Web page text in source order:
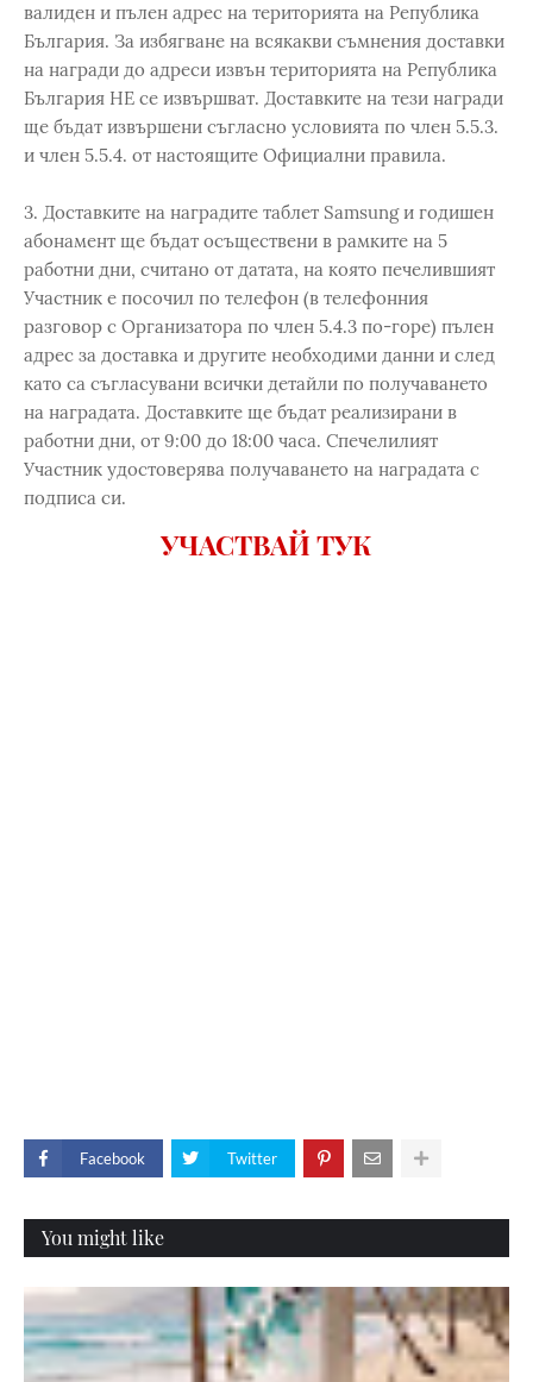
валиден и пълен адрес на територията на Република
България. За избягване на всякакви съмнения доставки
на награди до адреси извън територията на Република
България НЕ се извършват. Доставките на тези награди
ще бъдат извършени съгласно условията по член 5.5.3.
и член 5.5.4. от настоящите Официални правила.
3. Доставките на наградите таблет Samsung и годишен
абонамент ще бъдат осъществени в рамките на 5
работни дни, считано от датата, на която печелившият
Участник е посочил по телефон (в телефонния
разговор с Организатора по член 5.4.3 по-горе) пълен
адрес за доставка и другите необходими данни и след
като са съгласувани всички детайли по получаването
на наградата. Доставките ще бъдат реализирани в
работни дни, от 9:00 до 18:00 часа. Спечелилият
Участник удостоверява получаването на наградата с
подписа си.
УЧАСТВАЙ ТУК
Facebook Twitter
You might like